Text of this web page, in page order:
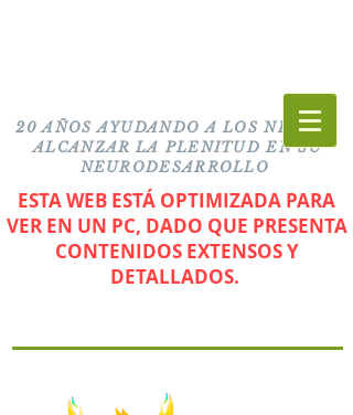
20 AÑOS AYUDANDO A LOS NIÑOS A
ALCANZAR LA PLENITUD EN SU
NEURODESARROLLO
ESTA WEB ESTÁ OPTIMIZADA PARA
VER EN UN PC, DADO QUE PRESENTA
CONTENIDOS EXTENSOS Y
DETALLADOS.